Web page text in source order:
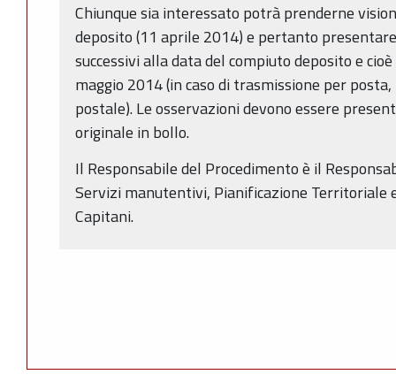
Chiunque sia interessato potrà prenderne
deposito (11 aprile 2014) e pertanto
successivi alla data del compiuto deposito e
maggio 2014 (in caso di trasmissione per
postale). Le osservazioni devono essere
originale in bollo.
Il Responsabile del Procedimento è il
Servizi manutentivi, Pianificazione Territoriale
Capitani.